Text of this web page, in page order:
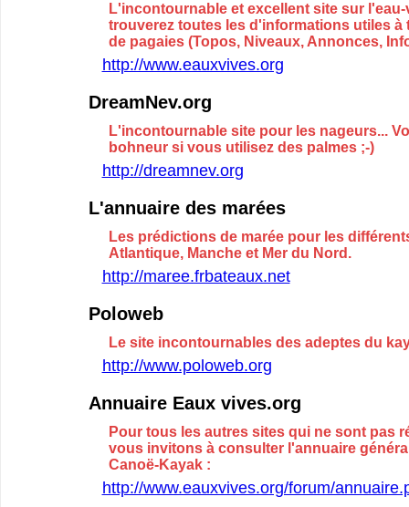
L'incontournable et excellent site sur
trouverez toutes les d'informations utiles à
de pagaies (Topos, Niveaux, Annonces,
http://www.eauxvives.org
DreamNev.org
L'incontournable site pour les nageurs...
bohneur si vous utilisez des palmes ;-)
http://dreamnev.org
L'annuaire des marées
Les prédictions de marée pour les
Atlantique, Manche et Mer du Nord.
http://maree.frbateaux.net
Poloweb
Le site incontournables des adeptes du
http://www.poloweb.org
Annuaire Eaux vives.org
Pour tous les autres sites qui ne sont pas
vous invitons à consulter l'annuaire
Canoë-Kayak :
http://www.eauxvives.org/forum/